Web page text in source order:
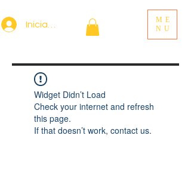
Iniciar sesión
ME
NU
Widget Didn’t Load
Check your internet and refresh
this page.
If that doesn’t work, contact us.